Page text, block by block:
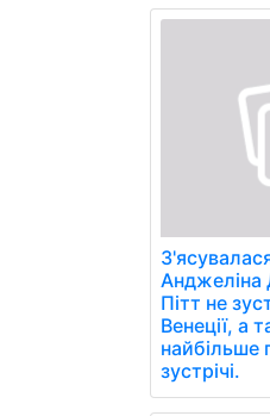
Анджеліна
Пітт не
Венеції, а
найбільше
зустрічі.